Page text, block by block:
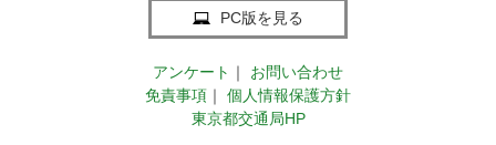
PC版を見る
アンケート ｜
お問い合わせ
免責事項 ｜
個人情報保護方針
東京都交通局HP